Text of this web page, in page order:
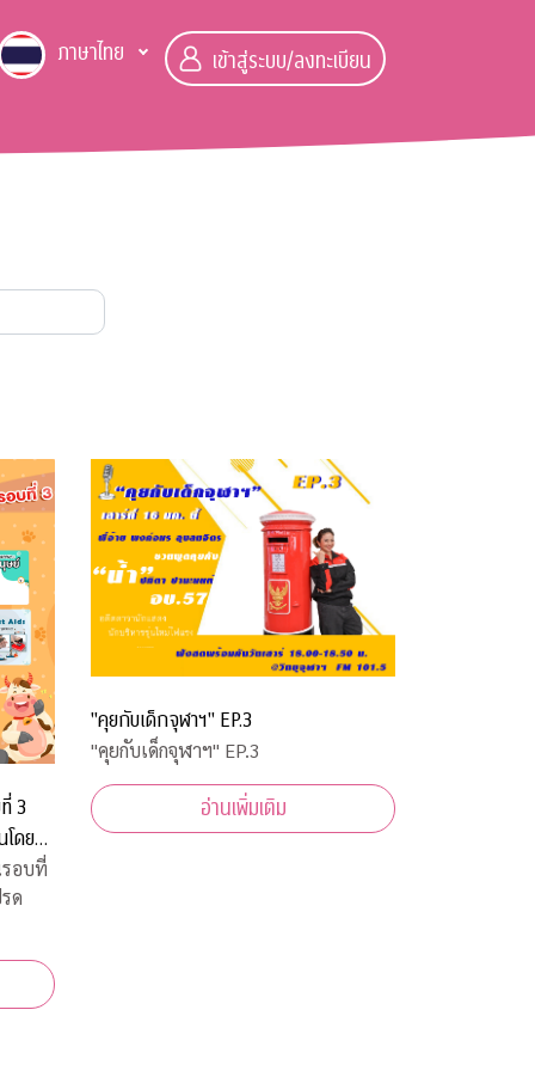
ภาษาไทย เข้าสู่ระบบ/ลงทะเบียน
3
โดย
อบที่
ด
"คุยกับเด็กจุฬาฯ" EP.3
"คุยกับเด็กจุฬาฯ" EP.3
อ่านเพิ่มเติม